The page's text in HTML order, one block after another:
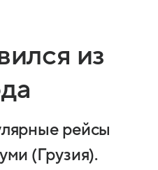
из
рейсы
(Грузия).